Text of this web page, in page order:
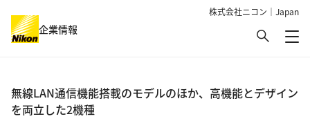
株式会社ニコン｜Japan
企業情報 検索
メ
無線LAN通信機能搭載のモデルのほか、高機能とデザイン
を両立した2機種